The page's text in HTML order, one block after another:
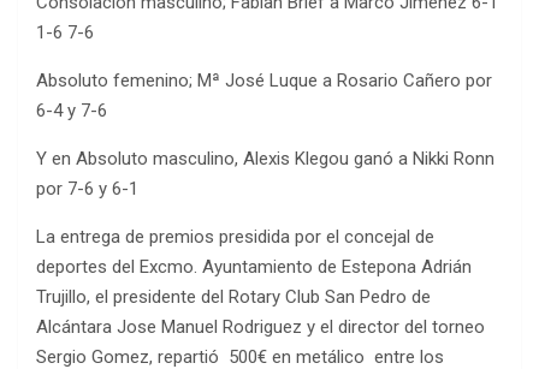
1-6 7-6
Absoluto femenino; Mª José Luque a Rosario Cañero por
6-4 y 7-6
Y en Absoluto masculino, Alexis Klegou ganó a Nikki Ronn
por 7-6 y 6-1
La entrega de premios presidida por el concejal de
deportes del Excmo. Ayuntamiento de Estepona Adrián
Trujillo, el presidente del Rotary Club San Pedro de
Alcántara Jose Manuel Rodriguez y el director del torneo
Sergio Gomez, repartió 500€ en metálico entre los